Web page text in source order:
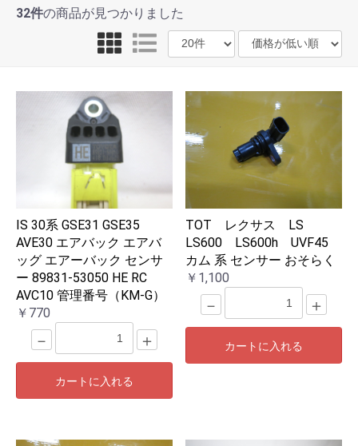
32件の商品が見つかりました
IS 30系 GSE31 GSE35
AVE30 エアバック エアバ
ッグ エアーバック センサ
ー 89831-53050 HE RC
AVC10 管理番号（KM-G）
￥770
－ ＋
カートに入れる
TOT レクサス LS
LS600 LS600h UVF45
カム 系 センサー おそらく
￥1,100
－ ＋
カートに入れる